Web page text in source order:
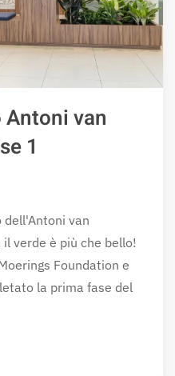
van
1
dell'Antoni van
verde è più che bello!
Foundation e
la prima fase del